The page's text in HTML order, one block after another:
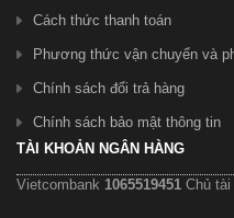
Cách thức thanh toán
Phương thức vận chuyển và
Chính sách đổi trả hàng
Chính sách bảo mật thông tin
TÀI KHOẢN NGÂN HÀNG
Vietcombank 1065519451 Chủ